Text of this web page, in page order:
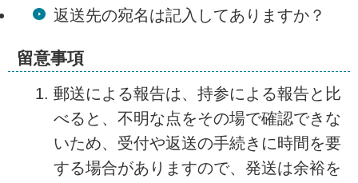
返送先の宛名は記入してありますか？
留意事項
郵送による報告は、持参による報告と比
べると、不明な点をその場で確認できな
いため、受付や返送の手続きに時間を要
する場合がありますので、発送は余裕を